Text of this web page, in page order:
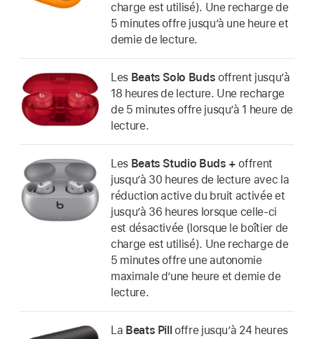
charge est utilisé). Une recharge de
5 minutes offre jusqu’à une heure et
demie de lecture.
Les Beats Solo Buds offrent jusqu’à
18 heures de lecture. Une recharge
de 5 minutes offre jusqu’à 1 heure de
lecture.
Les Beats Studio Buds + offrent
jusqu’à 30 heures de lecture avec la
réduction active du bruit activée et
jusqu’à 36 heures lorsque celle-ci
est désactivée (lorsque le boîtier de
charge est utilisé). Une recharge de
5 minutes offre une autonomie
maximale d’une heure et demie de
lecture.
La Beats Pill offre jusqu’à 24 heures